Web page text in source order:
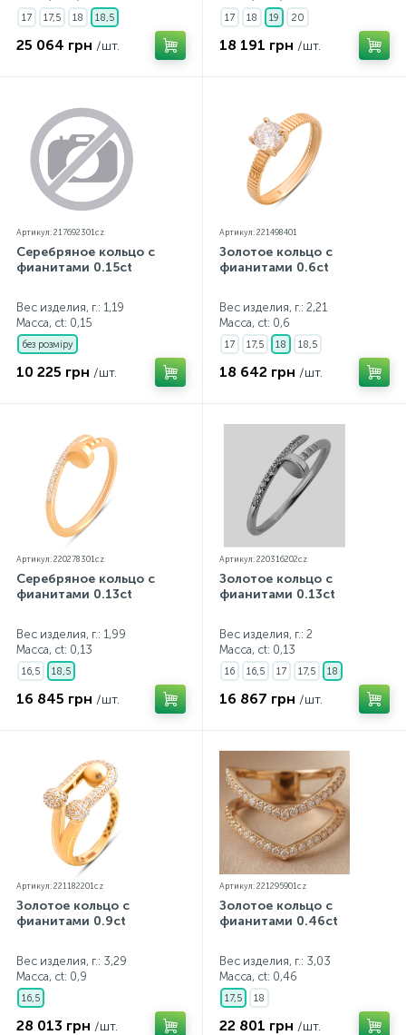
17 17,5 18 18,5
25 064 грн /шт.
17 18 19 20
18 191 грн /шт.
Артикул: 217692301cz
Серебряное кольцо с
фианитами 0.15ct
Вес изделия, г.: 1,19
Масса, ct: 0,15
без розміру
10 225 грн /шт.
Артикул: 221498401
Золотое кольцо с
фианитами 0.6ct
Вес изделия, г.: 2,21
Масса, ct: 0,6
17 17,5 18 18,5
18 642 грн /шт.
Артикул: 220278301cz
Серебряное кольцо с
фианитами 0.13ct
Вес изделия, г.: 1,99
Масса, ct: 0,13
16,5 18,5
16 845 грн /шт.
Артикул: 220316202cz
Золотое кольцо с
фианитами 0.13ct
Вес изделия, г.: 2
Масса, ct: 0,13
16 16,5 17 17,5 18
16 867 грн /шт.
Артикул: 221182201cz
Золотое кольцо с
фианитами 0.9ct
Вес изделия, г.: 3,29
Масса, ct: 0,9
16,5
28 013 грн /шт.
Артикул: 221295901cz
Золотое кольцо с
фианитами 0.46ct
Вес изделия, г.: 3,03
Масса, ct: 0,46
17,5 18
22 801 грн /шт.